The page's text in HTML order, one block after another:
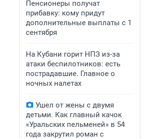
Пенсионеры получат
прибавку: кому придут
дополнительные выплаты с 1
сентября
На Кубани горит НПЗ из-за
атаки беспилотников: есть
пострадавшие. Главное о
ночных налетах
Ушел от жены с двумя
детьми. Как главный качок
«Уральских пельменей» в 54
года закрутил роман с